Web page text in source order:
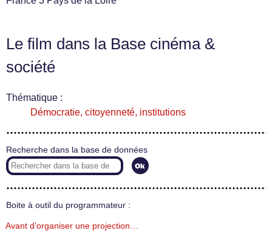
Le film dans la Base cinéma &
société
Thématique :
Démocratie, citoyenneté, institutions
Recherche dans la base de données
Boite à outil du programmateur :
Avant d’organiser une projection…